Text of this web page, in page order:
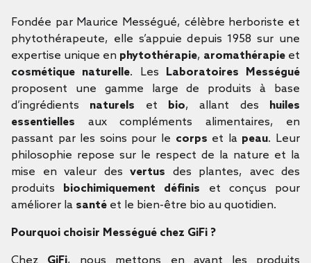
Fondée par Maurice Mességué, célèbre herboriste et
phytothérapeute, elle s’appuie depuis 1958 sur une
expertise unique en phytothérapie, aromathérapie et
cosmétique naturelle. Les Laboratoires Mességué
proposent une gamme large de produits à base
d’ingrédients naturels et bio, allant des huiles
essentielles aux compléments alimentaires, en
passant par les soins pour le corps et la peau. Leur
philosophie repose sur le respect de la nature et la
mise en valeur des vertus des plantes, avec des
produits biochimiquement définis et conçus pour
améliorer la santé et le bien-être bio au quotidien.
Pourquoi choisir Mességué chez GiFi ?